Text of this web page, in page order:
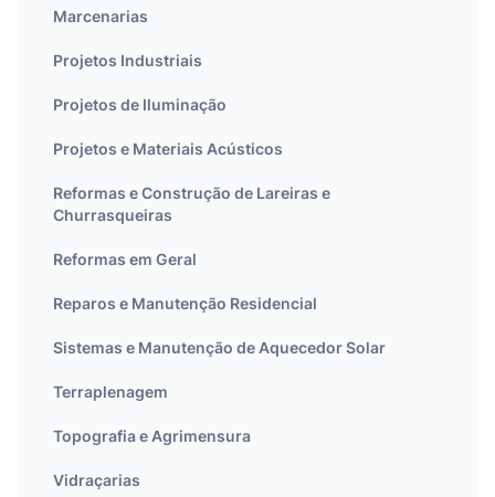
Marcenarias
Projetos Industriais
Projetos de Iluminação
Projetos e Materiais Acústicos
Reformas e Construção de Lareiras e
Churrasqueiras
Reformas em Geral
Reparos e Manutenção Residencial
Sistemas e Manutenção de Aquecedor Solar
Terraplenagem
Topografia e Agrimensura
Vidraçarias